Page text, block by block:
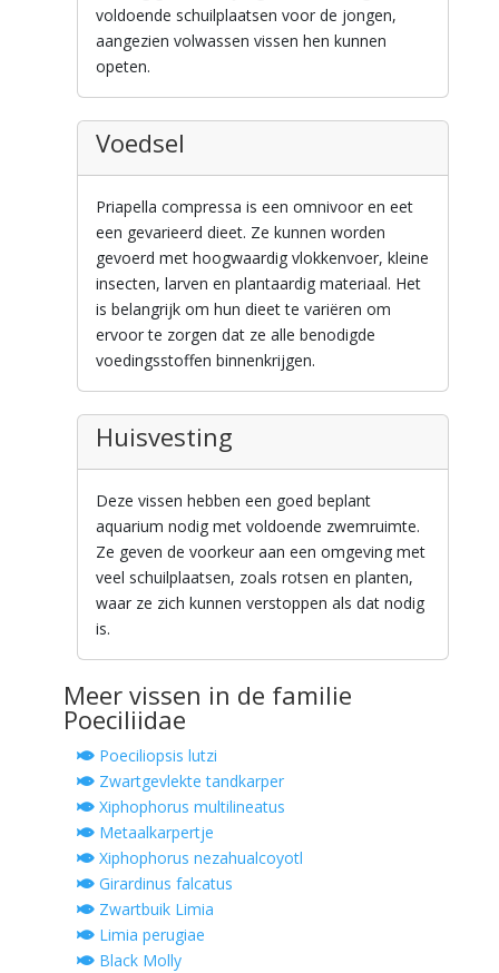
voldoende schuilplaatsen voor de jongen,
aangezien volwassen vissen hen kunnen
opeten.
Voedsel
Priapella compressa is een omnivoor en eet
een gevarieerd dieet. Ze kunnen worden
gevoerd met hoogwaardig vlokkenvoer, kleine
insecten, larven en plantaardig materiaal. Het
is belangrijk om hun dieet te variëren om
ervoor te zorgen dat ze alle benodigde
voedingsstoffen binnenkrijgen.
Huisvesting
Deze vissen hebben een goed beplant
aquarium nodig met voldoende zwemruimte.
Ze geven de voorkeur aan een omgeving met
veel schuilplaatsen, zoals rotsen en planten,
waar ze zich kunnen verstoppen als dat nodig
is.
Meer vissen in de familie
Poeciliidae
Poeciliopsis lutzi
Zwartgevlekte tandkarper
Xiphophorus multilineatus
Metaalkarpertje
Xiphophorus nezahualcoyotl
Girardinus falcatus
Zwartbuik Limia
Limia perugiae
Black Molly